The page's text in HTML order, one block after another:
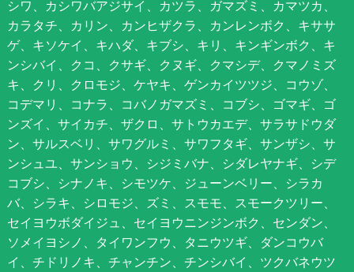
シワ、カシワバアジサイ、カツラ、ガマズミ、カマツカ、
カラタチ、カリン、カンヒザクラ、カンレンボク、キササ
ゲ、キソケイ、キハダ、キブシ、キリ、キンギンボク、キ
ンシバイ、クコ、クサギ、クヌギ、クマシデ、クマノミズ
キ、クリ、クロモジ、ケヤキ、ゲンカイツツジ、コウゾ、
コデマリ、コナラ、コバノガマズミ、コブシ、ゴマギ、ゴ
ンズイ、サイカチ、ザクロ、サトウカエデ、サラサドウダ
ン、サルスベリ、サワグルミ、サワフタギ、サンザシ、サ
ンシュユ、サンショウ、シジミバナ、シダレヤナギ、シデ
コブシ、シナノキ、シモツケ、ジューンベリー、シラカ
バ、シラキ、シロモジ、ズミ、スモモ、スモークツリー、
セイヨウボダイジュ、セイヨウニンジンボク、センダン、
ソメイヨシノ、タイワンフウ、タニウツギ、ダンコウバ
イ、チドリノキ、チャンチン、チンシバイ、ツクバネウツ